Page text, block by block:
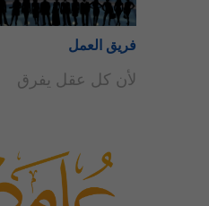
فريق العمل
لأن كل عقل يفرق